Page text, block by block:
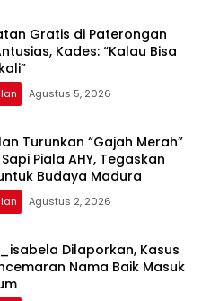
Gratis di Paterongan
Kades: “Kalau Bisa
Agustus 5, 2026
Turunkan “Gajah Merah”
Piala AHY, Tegaskan
Budaya Madura
Agustus 2, 2026
Dilaporkan, Kasus
Nama Baik Masuk